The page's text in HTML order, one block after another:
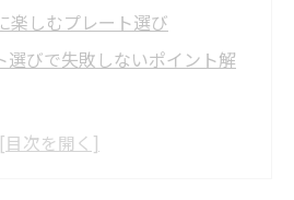
楽しむプレート選び
選びで失敗しないポイント解
プレート形状と素材の特徴